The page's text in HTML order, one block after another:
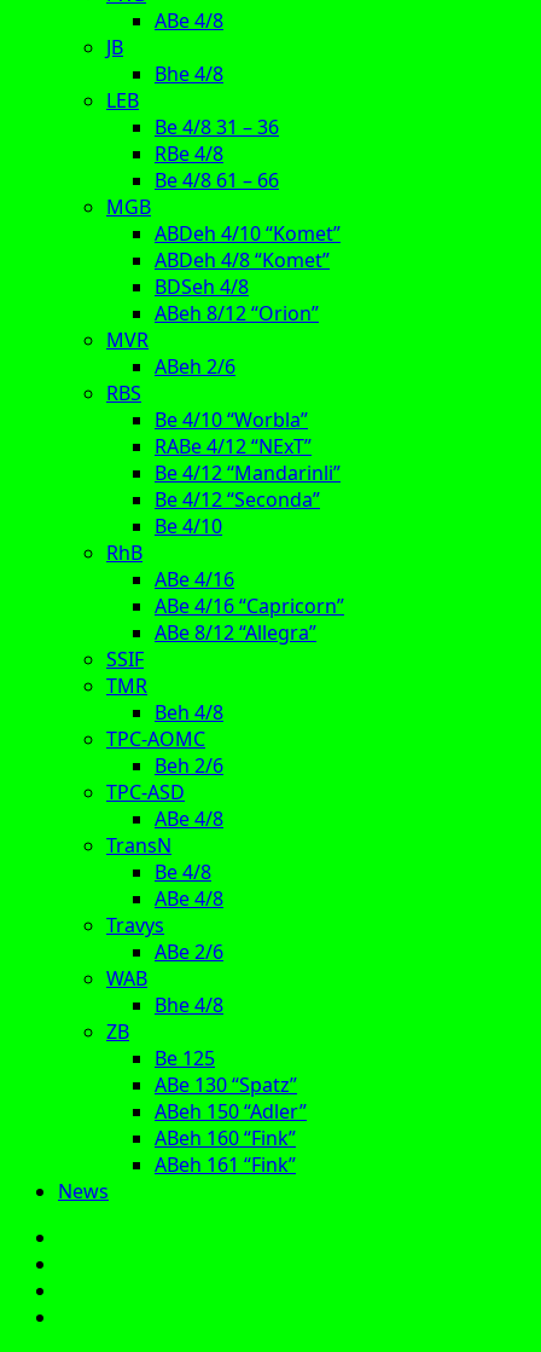
ABe 4/8
JB
Bhe 4/8
LEB
Be 4/8 31 – 36
RBe 4/8
Be 4/8 61 – 66
MGB
ABDeh 4/10 “Komet”
ABDeh 4/8 “Komet”
BDSeh 4/8
ABeh 8/12 “Orion”
MVR
ABeh 2/6
RBS
Be 4/10 “Worbla”
RABe 4/12 “NExT”
Be 4/12 “Mandarinli”
Be 4/12 “Seconda”
Be 4/10
RhB
ABe 4/16
ABe 4/16 “Capricorn”
ABe 8/12 “Allegra”
SSIF
TMR
Beh 4/8
TPC-AOMC
Beh 2/6
TPC-ASD
ABe 4/8
TransN
Be 4/8
ABe 4/8
Travys
ABe 2/6
WAB
Bhe 4/8
ZB
Be 125
ABe 130 “Spatz”
ABeh 150 “Adler”
ABeh 160 “Fink”
ABeh 161 “Fink”
News